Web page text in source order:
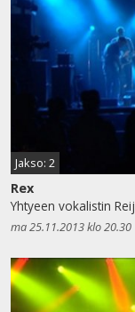
Jakso: 2
Rex
Yhtyeen vokalistin
ma 25.11.2013 klo 20.30